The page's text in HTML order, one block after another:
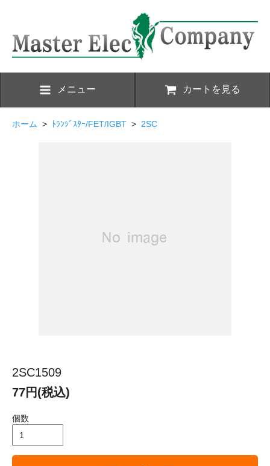
メニュー カートを見る
ホーム > ﾄﾗﾝｼﾞｽﾀｰ/FET/IGBT > 2SC
2SC1509
77円(税込)
個数